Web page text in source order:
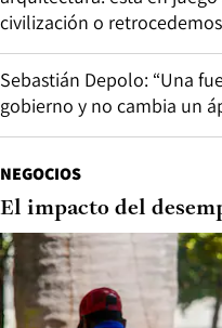
civilización o
Sebastián Depolo: “Una
gobierno y no cambia un
NEGOCIOS
El impacto del